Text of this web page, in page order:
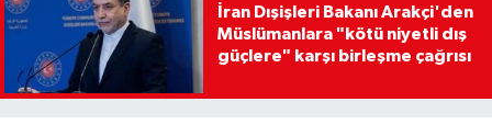
İran Dışişleri Bakanı Arakçi'den
Müslümanlara "kötü niyetli dış
güçlere" karşı birleşme çağrısı